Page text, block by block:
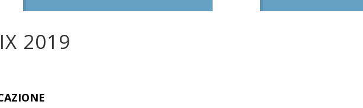
2019